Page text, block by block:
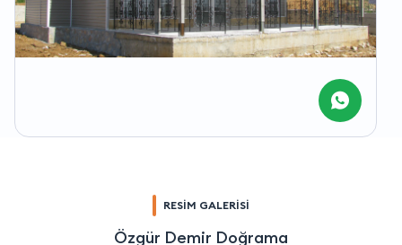
RESİM GALERİSİ
Özgür Demir Doğrama